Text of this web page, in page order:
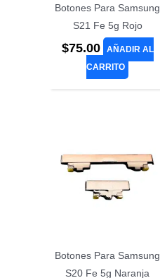
Botones Para Samsung
S21 Fe 5g Rojo
$75.00
AÑADIR AL
CARRITO
Botones Para Samsung
S20 Fe 5g Naranja